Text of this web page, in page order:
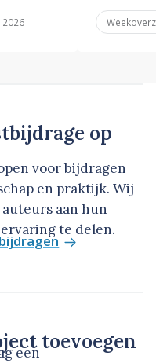
op
voor bijdragen
en praktijk. Wij
aan hun
te delen.
toevoegen
een